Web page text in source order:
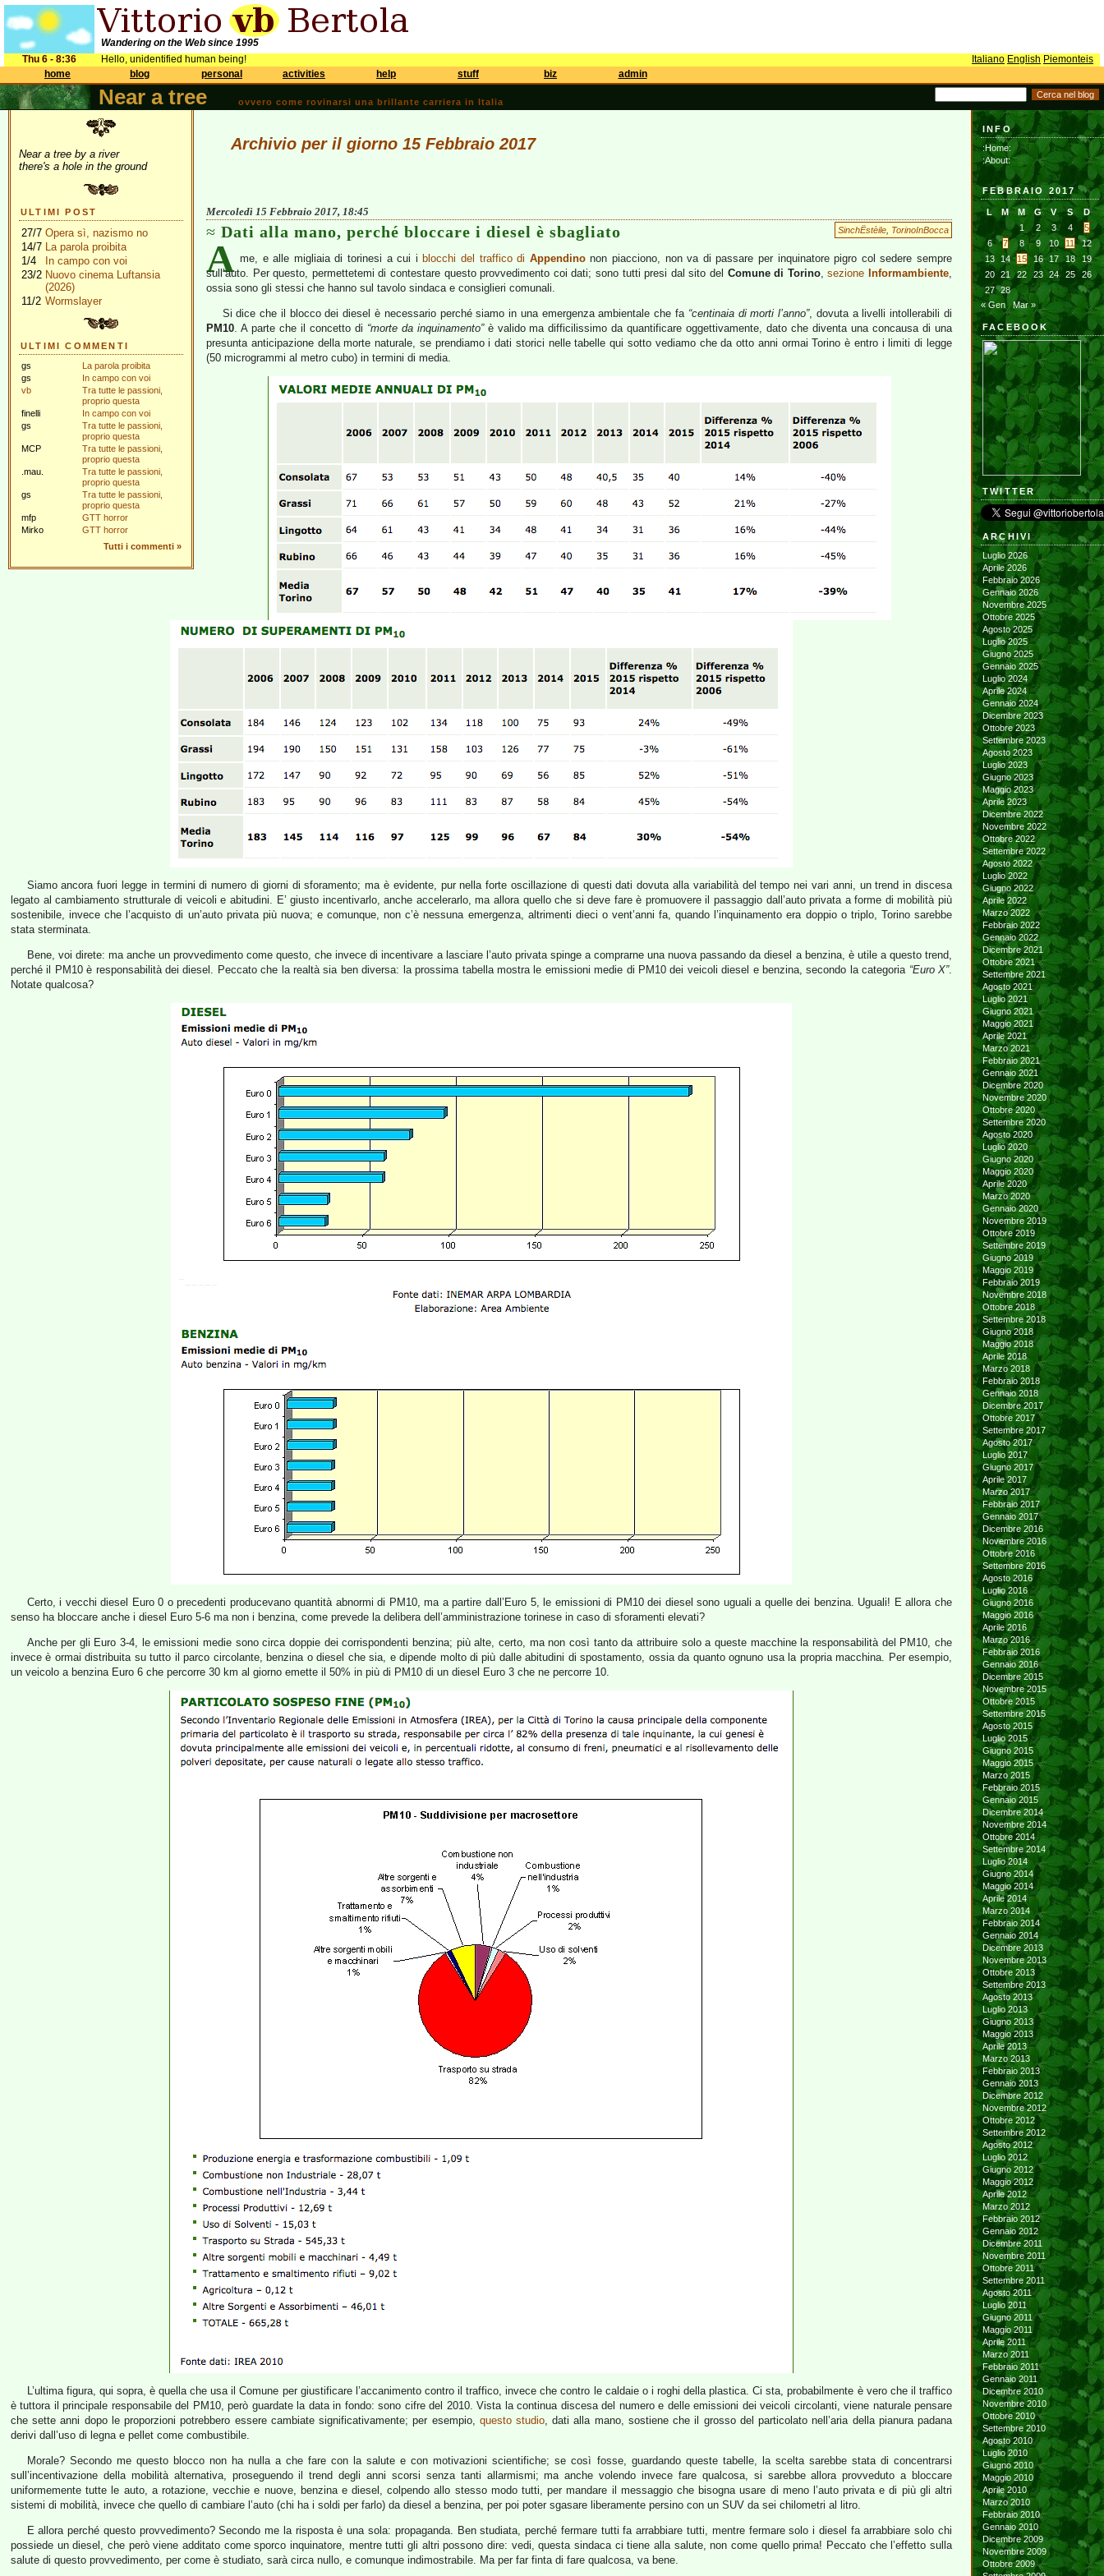
Wandering on the Web since 1995
Thu 6 - 8:36
Hello, unidentified human being! Italiano English Piemonteis
home
blog personal activities help stuff biz admin
Near a tree ovvero come rovinarsi una brillante carriera in Italia
Near a tree by a river
there's a hole in the ground
ULTIMI POST
27/7 Opera sì, nazismo no
14/7 La parola proibita
1/4
In campo con voi
23/2 Nuovo cinema Luftansia
(2026)
11/2 Wormslayer
ULTIMI COMMENTI
gs
La parola proibita
gs
In campo con voi
vb
Tra tutte le passioni,
proprio questa
finelli
In campo con voi
gs
Tra tutte le passioni,
proprio questa
MCP
Tra tutte le passioni,
proprio questa
.mau.
Tra tutte le passioni,
proprio questa
gs
Tra tutte le passioni,
proprio questa
mfp
GTT horror
Mirko
GTT horror
Tutti i commenti »
Archivio per il giorno 15 Febbraio 2017
Mercoledì 15 Febbraio 2017, 18:45
SinchËstèile TorinoInBocca
Dati alla mano, perché bloccare i diesel è sbagliato
A me, e alle migliaia di torinesi a cui i blocchi del traffico di Appendinonon piacciono, non va di passare per inquinatore pigro col sedere sempre
sull’auto. Per questo, permettetemi di contestare questo provvedimento coi dati; sono tutti presi dal sito del Comune di Torino,sezione Informambiente,
ossia sono gli stessi che hanno sul tavolo sindaca e consiglieri comunali.
Si dice che il blocco dei diesel è necessario perché siamo in una emergenza ambientale che fa “centinaia di morti l’anno”, dovuta a livelli intollerabili di
PM10. A parte che il concetto di “morte da inquinamento”è valido ma difficilissimo da quantificare oggettivamente, dato che diventa una concausa di una
presunta anticipazione della morte naturale, se prendiamo i dati storici nelle tabelle qui sotto vediamo che da otto anni ormai Torino è entro i limiti di legge
(50 microgrammi al metro cubo) in termini di media.
Siamo ancora fuori legge in termini di numero di giorni di sforamento; ma è evidente, pur nella forte oscillazione di questi dati dovuta alla variabilità del tempo nei vari anni, un trend in discesa
legato al cambiamento strutturale di veicoli e abitudini. E’ giusto incentivarlo, anche accelerarlo, ma allora quello che si deve fare è promuovere il passaggio dall’auto privata a forme di mobilità più
sostenibile, invece che l’acquisto di un’auto privata più nuova; e comunque, non c’è nessuna emergenza, altrimenti dieci o vent’anni fa, quando l’inquinamento era doppio o triplo, Torino sarebbe
stata sterminata.
Bene, voi direte: ma anche un provvedimento come questo, che invece di incentivare a lasciare l’auto privata spinge a comprarne una nuova passando da diesel a benzina, è utile a questo trend,
perché il PM10 è responsabilità dei diesel. Peccato che la realtà sia ben diversa: la prossima tabella mostra le emissioni medie di PM10 dei veicoli diesel e benzina, secondo la categoria “Euro X”.
Notate qualcosa?
Certo, i vecchi diesel Euro 0 o precedenti producevano quantità abnormi di PM10, ma a partire dall’Euro 5, le emissioni di PM10 dei diesel sono uguali a quelle dei benzina. Uguali! E allora che
senso ha bloccare anche i diesel Euro 5-6 ma non i benzina, come prevede la delibera dell’amministrazione torinese in caso di sforamenti elevati?
Anche per gli Euro 3-4, le emissioni medie sono circa doppie dei corrispondenti benzina; più alte, certo, ma non così tanto da attribuire solo a queste macchine la responsabilità del PM10, che
invece è ormai distribuita su tutto il parco circolante, benzina o diesel che sia, e dipende molto di più dalle abitudini di spostamento, ossia da quanto ognuno usa la propria macchina. Per esempio,
un veicolo a benzina Euro 6 che percorre 30 km al giorno emette il 50% in più di PM10 di un diesel Euro 3 che ne percorre 10.
L’ultima figura, qui sopra, è quella che usa il Comune per giustificare l’accanimento contro il traffico, invece che contro le caldaie o i roghi della plastica. Ci sta, probabilmente è vero che il traffico
è tuttora il principale responsabile del PM10, però guardate la data in fondo: sono cifre del 2010. Vista la continua discesa del numero e delle emissioni dei veicoli circolanti, viene naturale pensare
che sette anni dopo le proporzioni potrebbero essere cambiate significativamente; per esempio, questo studio, dati alla mano, sostiene che il grosso del particolato nell’aria della pianura padana
derivi dall’uso di legna e pellet come combustibile.
Morale? Secondo me questo blocco non ha nulla a che fare con la salute e con motivazioni scientifiche; se così fosse, guardando queste tabelle, la scelta sarebbe stata di concentrarsi
sull’incentivazione della mobilità alternativa, proseguendo il trend degli anni scorsi senza tanti allarmismi; ma anche volendo invece fare qualcosa, si sarebbe allora provveduto a bloccare
uniformemente tutte le auto, a rotazione, vecchie e nuove, benzina e diesel, colpendo allo stesso modo tutti, per mandare il messaggio che bisogna usare di meno l’auto privata e di più gli altri
sistemi di mobilità, invece che quello di cambiare l’auto (chi ha i soldi per farlo) da diesel a benzina, per poi poter sgasare liberamente persino con un SUV da sei chilometri al litro.
E allora perché questo provvedimento? Secondo me la risposta è una sola: propaganda. Ben studiata, perché fermare tutti fa arrabbiare tutti, mentre fermare solo i diesel fa arrabbiare solo chi
possiede un diesel, che però viene additato come sporco inquinatore, mentre tutti gli altri possono dire: vedi, questa sindaca ci tiene alla salute, non come quello prima! Peccato che l’effetto sulla
salute di questo provvedimento, per come è studiato, sarà circa nullo, e comunque indimostrabile. Ma per far finta di fare qualcosa, va bene.
INFO
:Home:
:About:
FEBBRAIO 2017
L M M G V S
D
1
2 3 4
5
6
7 8 9 10 11
12
13
14 15 16 17 18
19
20
21 22 23 24 25
26
27 28
« Gen
Mar »
FACEBOOK
TWITTER
ARCHIVI
Luglio 2026
Aprile 2026
Febbraio 2026
Gennaio 2026
Novembre 2025
Ottobre 2025
Agosto 2025
Luglio 2025
Giugno 2025
Gennaio 2025
Luglio 2024
Aprile 2024
Gennaio 2024
Dicembre 2023
Ottobre 2023
Settembre 2023
Agosto 2023
Luglio 2023
Giugno 2023
Maggio 2023
Aprile 2023
Dicembre 2022
Novembre 2022
Ottobre 2022
Settembre 2022
Agosto 2022
Luglio 2022
Giugno 2022
Aprile 2022
Marzo 2022
Febbraio 2022
Gennaio 2022
Dicembre 2021
Ottobre 2021
Settembre 2021
Agosto 2021
Luglio 2021
Giugno 2021
Maggio 2021
Aprile 2021
Marzo 2021
Febbraio 2021
Gennaio 2021
Dicembre 2020
Novembre 2020
Ottobre 2020
Settembre 2020
Agosto 2020
Luglio 2020
Giugno 2020
Maggio 2020
Aprile 2020
Marzo 2020
Gennaio 2020
Novembre 2019
Ottobre 2019
Settembre 2019
Giugno 2019
Maggio 2019
Febbraio 2019
Novembre 2018
Ottobre 2018
Settembre 2018
Giugno 2018
Maggio 2018
Aprile 2018
Marzo 2018
Febbraio 2018
Gennaio 2018
Dicembre 2017
Ottobre 2017
Settembre 2017
Agosto 2017
Luglio 2017
Giugno 2017
Aprile 2017
Marzo 2017
Febbraio 2017
Gennaio 2017
Dicembre 2016
Novembre 2016
Ottobre 2016
Settembre 2016
Agosto 2016
Luglio 2016
Giugno 2016
Maggio 2016
Aprile 2016
Marzo 2016
Febbraio 2016
Gennaio 2016
Dicembre 2015
Novembre 2015
Ottobre 2015
Settembre 2015
Agosto 2015
Luglio 2015
Giugno 2015
Maggio 2015
Marzo 2015
Febbraio 2015
Gennaio 2015
Dicembre 2014
Novembre 2014
Ottobre 2014
Settembre 2014
Luglio 2014
Giugno 2014
Maggio 2014
Aprile 2014
Marzo 2014
Febbraio 2014
Gennaio 2014
Dicembre 2013
Novembre 2013
Ottobre 2013
Settembre 2013
Agosto 2013
Luglio 2013
Giugno 2013
Maggio 2013
Aprile 2013
Marzo 2013
Febbraio 2013
Gennaio 2013
Dicembre 2012
Novembre 2012
Ottobre 2012
Settembre 2012
Agosto 2012
Luglio 2012
Giugno 2012
Maggio 2012
Aprile 2012
Marzo 2012
Febbraio 2012
Gennaio 2012
Dicembre 2011
Novembre 2011
Ottobre 2011
Settembre 2011
Agosto 2011
Luglio 2011
Giugno 2011
Maggio 2011
Aprile 2011
Marzo 2011
Febbraio 2011
Gennaio 2011
Dicembre 2010
Novembre 2010
Ottobre 2010
Settembre 2010
Agosto 2010
Luglio 2010
Giugno 2010
Maggio 2010
Aprile 2010
Marzo 2010
Febbraio 2010
Gennaio 2010
Dicembre 2009
Novembre 2009
Ottobre 2009